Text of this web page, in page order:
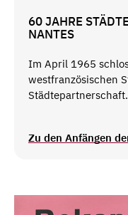
60 JAHRE
NANTES
Im April 1965
westfranzösischen
Städtepartnerschaft.
Zu den Anfängen